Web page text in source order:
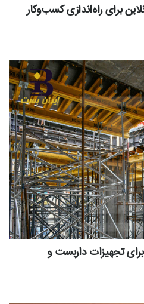
برای راه‌اندازی کسب‌وکار
تجهیزات داربست و